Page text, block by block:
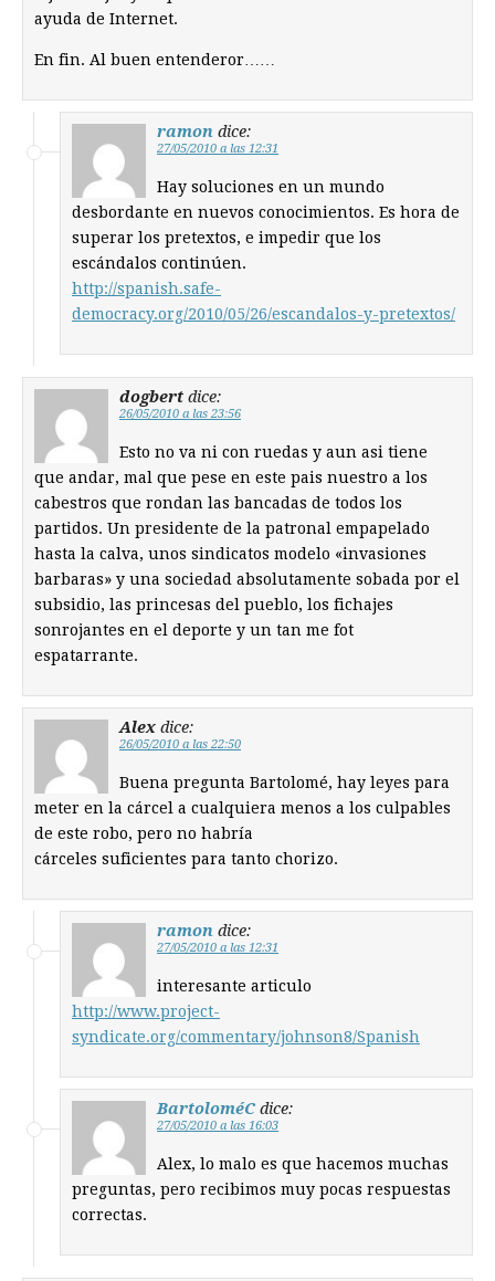
ayuda de Internet.
En fin. Al buen entenderor……
ramon dice:
27/05/2010 a las 12:31
Hay soluciones en un mundo
desbordante en nuevos conocimientos. Es hora de
superar los pretextos, e impedir que los
escándalos continúen.
http://spanish.safe-
democracy.org/2010/05/26/escandalos-y-pretextos/
dogbert dice:
26/05/2010 a las 23:56
Esto no va ni con ruedas y aun asi tiene
que andar, mal que pese en este pais nuestro a los
cabestros que rondan las bancadas de todos los
partidos. Un presidente de la patronal empapelado
hasta la calva, unos sindicatos modelo «invasiones
barbaras» y una sociedad absolutamente sobada por el
subsidio, las princesas del pueblo, los fichajes
sonrojantes en el deporte y un tan me fot
espatarrante.
Alex dice:
26/05/2010 a las 22:50
Buena pregunta Bartolomé, hay leyes para
meter en la cárcel a cualquiera menos a los culpables
de este robo, pero no habría
cárceles suficientes para tanto chorizo.
ramon dice:
27/05/2010 a las 12:31
interesante articulo
http://www.project-
syndicate.org/commentary/johnson8/Spanish
BartoloméC dice:
27/05/2010 a las 16:03
Alex, lo malo es que hacemos muchas
preguntas, pero recibimos muy pocas respuestas
correctas.